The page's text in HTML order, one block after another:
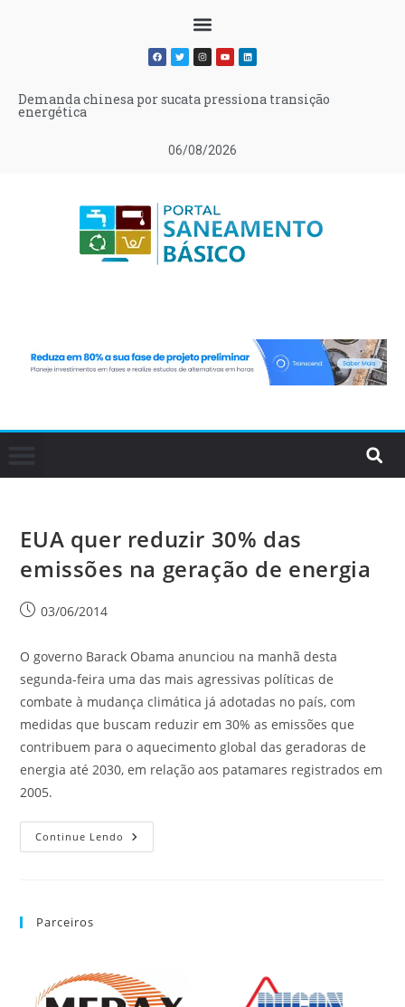
06/08/2026
Demanda chinesa por sucata pressiona transição
energética
EUA quer reduzir 30% das
emissões na geração de energia
03/06/2014
O governo Barack Obama anunciou na manhã desta
segunda-feira uma das mais agressivas políticas de
combate à mudança climática já adotadas no país, com
medidas que buscam reduzir em 30% as emissões que
contribuem para o aquecimento global das geradoras de
energia até 2030, em relação aos patamares registrados em
2005.
Continue Lendo
Parceiros